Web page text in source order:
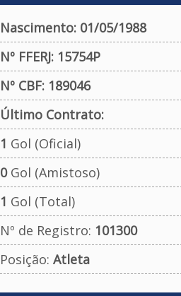
Nascimento: 01/05/1988
Nº FFERJ: 15754P
Nº CBF: 189046
Último Contrato:
1 Gol (Oficial)
0Gol (Amistoso)
1 Gol (Total)
Nº de Registro: 101300
Posição: Atleta